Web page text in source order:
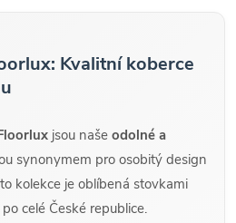
Kvalitní koberce
jsou naše odolné a
synonymem pro osobitý design
kolekce je oblíbená stovkami
celé České republice.